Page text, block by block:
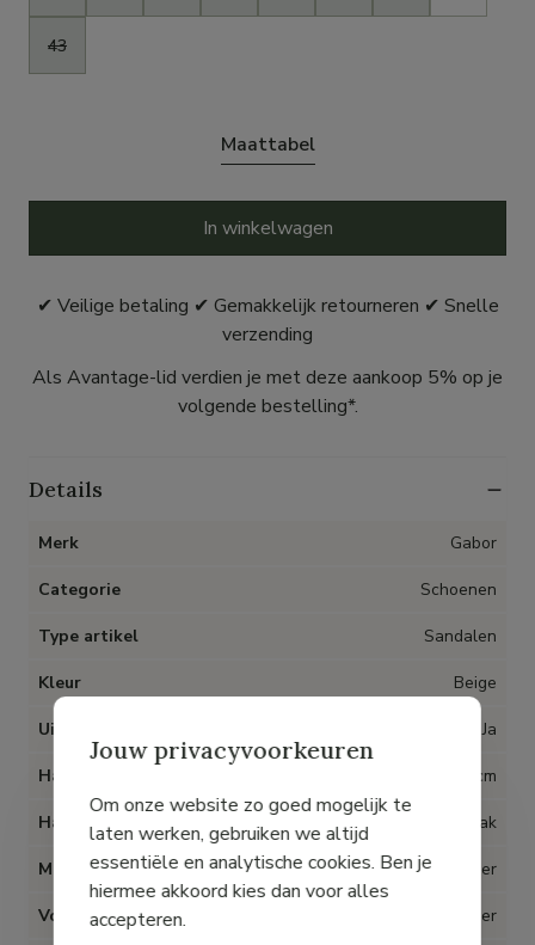
43
Maattabel
In winkelwagen
✔ Veilige betaling ✔ Gemakkelijk retourneren ✔ Snelle
verzending
Als Avantage-lid verdien je met deze aankoop 5% op je
volgende bestelling*.
Details
Merk Gabor
Categorie Schoenen
Type artikel Sandalen
Kleur Beige
Uitneembare inlegzolen Ja
Hak 2 cm
Hak type Sleehak
Materiaal Leder
Voering Leder
Jouw privacyvoorkeuren
Om onze website zo goed mogelijk te
laten werken, gebruiken we altijd
essentiële en analytische cookies. Ben je
hiermee akkoord kies dan voor alles
accepteren.